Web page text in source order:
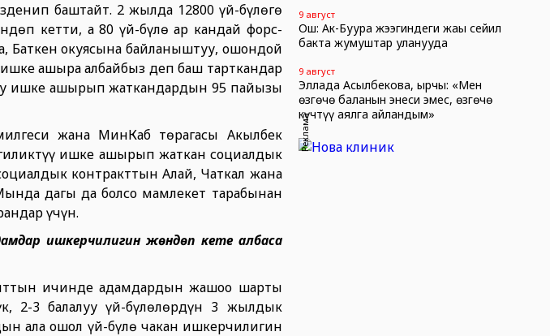
баштайт. 2 жылда 12800 үй-бүлөгө
кетти, а 80 үй-бүлө ар кандай форс-
Баткен окуясына байланыштуу, ошондой
ашыра албайбыз деп баш тарткандар
ишке ашырып жаткандардын 95 пайызы
жана МинКаб төрагасы Акылбек
ишке ашырып жаткан социалдык
контракттын Алай, Чаткал жана
дагы да болсо мамлекет тарабынан
үчүн.
ишкерчилигин жөндөп кете албаса
ичинде адамдардын жашоо шарты
2-3 балалуу үй-бүлөлөрдүн 3 жылдык
ала ошол үй-бүлө чакан ишкерчилигин
9 август
Ош: Ак-Буура жээгиндеги жаңы сейил
бакта жумуштар уланууда
9 август
Эллада Асылбекова, ырчы: «Мен
өзгөчө баланын энеси эмес, өзгөчө
күчтүү аялга айландым»
Реклама